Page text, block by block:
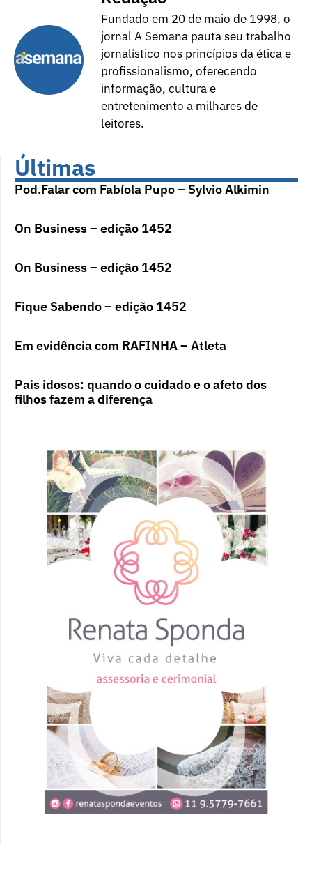
Fundado em 20 de maio de 1998, o
jornal A Semana pauta seu trabalho
jornalístico nos princípios da ética e
profissionalismo, oferecendo
informação, cultura e
entretenimento a milhares de
leitores.
Últimas
Pod.Falar com Fabíola Pupo – Sylvio Alkimin
On Business – edição 1452
On Business – edição 1452
Fique Sabendo – edição 1452
Em evidência com RAFINHA – Atleta
Pais idosos: quando o cuidado e o afeto dos
filhos fazem a diferença